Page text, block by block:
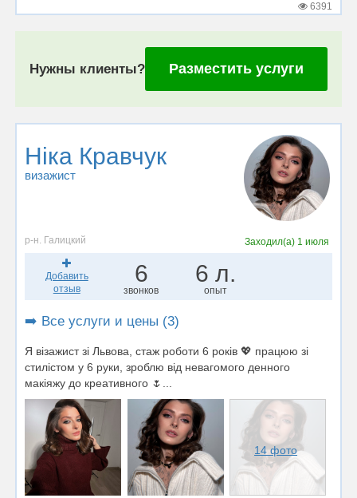
6391
Нужны клиенты? Разместить услуги
Ніка Кравчук
визажист
р-н. Галицкий Заходил(а) 1 июля
Добавить
отзыв
6
звонков
6 л.
опыт
➡️ Все услуги и цены (3)
Я візажист зі Львова, стаж роботи 6 років 💖 працюю зі
стилістом у 6 руки, зроблю від невагомого денного
макіяжу до креативного 🌷...
14 фото